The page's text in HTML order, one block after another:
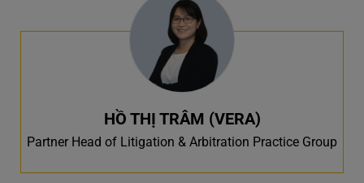
HỒ THỊ TRÂM (VERA)
Partner Head of Litigation & Arbitration Practice Group